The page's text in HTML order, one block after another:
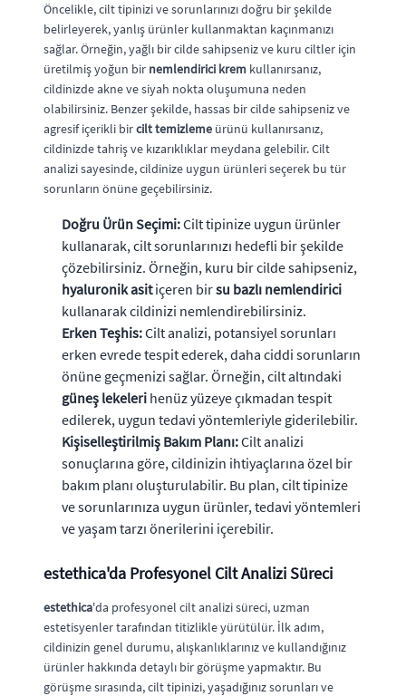
Öncelikle, cilt tipinizi ve sorunlarınızı doğru bir şekilde
belirleyerek, yanlış ürünler kullanmaktan kaçınmanızı
sağlar. Örneğin, yağlı bir cilde sahipseniz ve kuru ciltler için
üretilmiş yoğun bir nemlendirici krem kullanırsanız,
cildinizde akne ve siyah nokta oluşumuna neden
olabilirsiniz. Benzer şekilde, hassas bir cilde sahipseniz ve
agresif içerikli bircilt temizleme ürünü kullanırsanız,
cildinizde tahriş ve kızarıklıklar meydana gelebilir. Cilt
analizi sayesinde, cildinize uygun ürünleri seçerek bu tür
sorunların önüne geçebilirsiniz.
Doğru Ürün Seçimi:Cilt tipinize uygun ürünler
kullanarak, cilt sorunlarınızı hedefli bir şekilde
çözebilirsiniz. Örneğin, kuru bir cilde sahipseniz,
hyaluronik asitiçeren birsu bazlı nemlendirici
kullanarak cildinizi nemlendirebilirsiniz.
Erken Teşhis:Cilt analizi, potansiyel sorunları
erken evrede tespit ederek, daha ciddi sorunların
önüne geçmenizi sağlar. Örneğin, cilt altındaki
güneş lekeleri henüz yüzeye çıkmadan tespit
edilerek, uygun tedavi yöntemleriyle giderilebilir.
Kişiselleştirilmiş Bakım Planı:Cilt analizi
sonuçlarına göre, cildinizin ihtiyaçlarına özel bir
bakım planı oluşturulabilir. Bu plan, cilt tipinize
ve sorunlarınıza uygun ürünler, tedavi yöntemleri
ve yaşam tarzı önerilerini içerebilir.
estethica'da Profesyonel Cilt Analizi Süreci
estethica'da profesyonel cilt analizi süreci, uzman
estetisyenler tarafından titizlikle yürütülür. İlk adım,
cildinizin genel durumu, alışkanlıklarınız ve kullandığınız
ürünler hakkında detaylı bir görüşme yapmaktır. Bu
görüşme sırasında, cilt tipinizi, yaşadığınız sorunları ve